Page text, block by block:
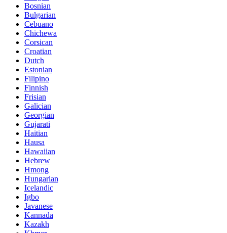
Bosnian
Bulgarian
Cebuano
Chichewa
Corsican
Croatian
Dutch
Estonian
Filipino
Finnish
Frisian
Galician
Georgian
Gujarati
Haitian
Hausa
Hawaiian
Hebrew
Hmong
Hungarian
Icelandic
Igbo
Javanese
Kannada
Kazakh